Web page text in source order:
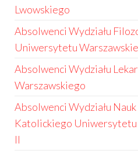
Lwowskiego
Absolwenci Wydziału
Uniwersytetu
Absolwenci Wydziału
Warszawskiego
Absolwenci Wydziału
Katolickiego Uniwersytetu
II